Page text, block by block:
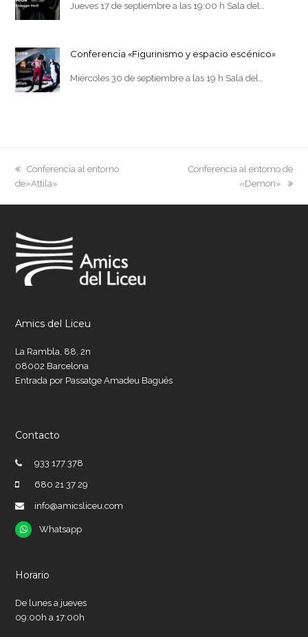
Jueves 17 de septiembre a las 19:00 h Sala del…
Conferencia «Figurinismo y espacio escénico»
Miércoles 30 de septiembre a las 19 h Sala del…
previous
post:
Conferencia al entorno
de»Attila»
next
Conferencia al entorno de
«Demon»
Amics del Liceu
La Rambla, 88, 2n
08002 Barcelona
Entrada por Passatge Amadeu Bagués
Contacto
933 177 378
680 21 37 29
info@amicsliceu.com
Whatsapp
Whatsapp
Horario
De lunes a jueves
09:00h a 17:00h